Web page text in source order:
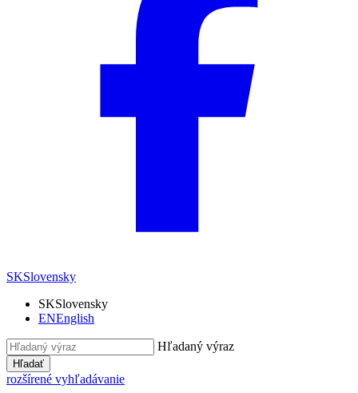
SKSlovensky
SKSlovensky
ENEnglish
Hľadaný výraz
Hľadať
rozšírené vyhľadávanie